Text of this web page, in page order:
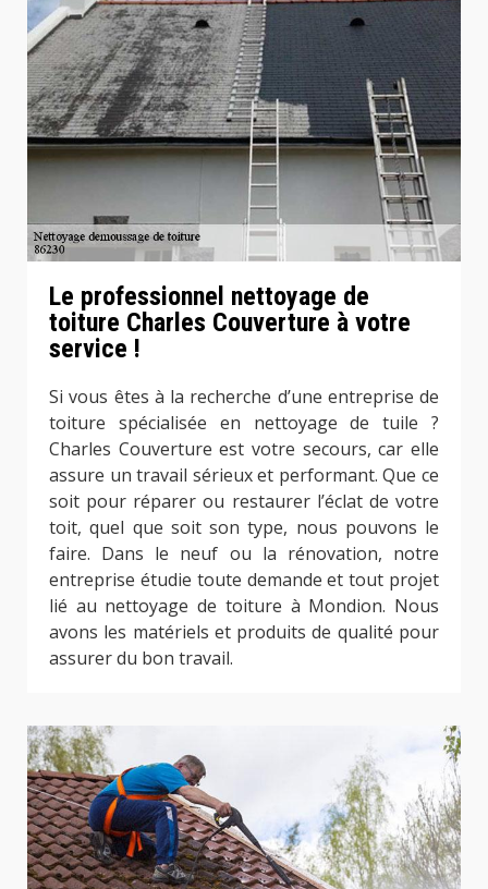
Le professionnel nettoyage de
toiture Charles Couverture à votre
service !
Si vous êtes à la recherche d’une entreprise de
toiture spécialisée en nettoyage de tuile ?
Charles Couverture est votre secours, car elle
assure un travail sérieux et performant. Que ce
soit pour réparer ou restaurer l’éclat de votre
toit, quel que soit son type, nous pouvons le
faire. Dans le neuf ou la rénovation, notre
entreprise étudie toute demande et tout projet
lié au nettoyage de toiture à Mondion. Nous
avons les matériels et produits de qualité pour
assurer du bon travail.